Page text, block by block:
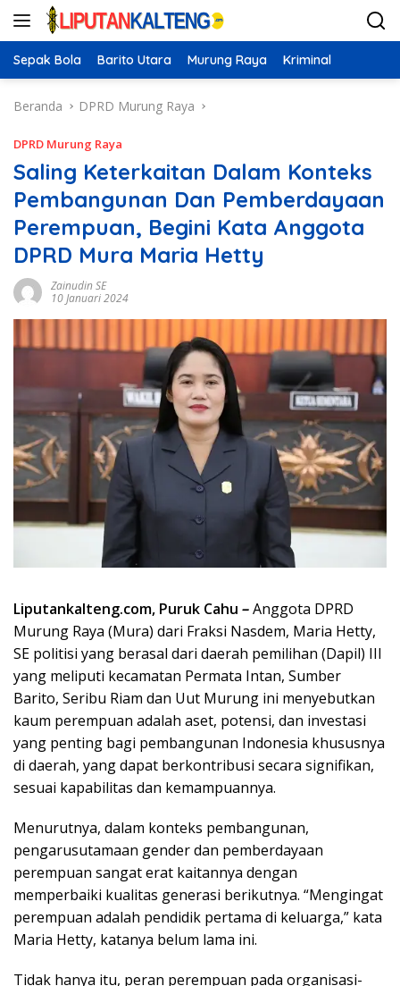
Langsung
Sepak Bola Barito Utara Murung Raya Kriminal
Beranda DPRD Murung Raya
DPRD Murung Raya
Saling Keterkaitan Dalam Konteks
Pembangunan Dan Pemberdayaan
Perempuan, Begini Kata Anggota
DPRD Mura Maria Hetty
Zainudin SE
10 Januari 2024
Liputankalteng.com, Puruk Cahu –Anggota DPRD
Murung Raya (Mura) dari Fraksi Nasdem, Maria Hetty,
SE politisi yang berasal dari daerah pemilihan (Dapil) III
yang meliputi kecamatan Permata Intan, Sumber
Barito, Seribu Riam dan Uut Murung ini menyebutkan
kaum perempuan adalah aset, potensi, dan investasi
yang penting bagi pembangunan Indonesia khususnya
di daerah, yang dapat berkontribusi secara signifikan,
sesuai kapabilitas dan kemampuannya.
Menurutnya, dalam konteks pembangunan,
pengarusutamaan gender dan pemberdayaan
perempuan sangat erat kaitannya dengan
memperbaiki kualitas generasi berikutnya. “Mengingat
perempuan adalah pendidik pertama di keluarga,” kata
Maria Hetty, katanya belum lama ini.
Tidak hanya itu, peran perempuan pada organisasi-